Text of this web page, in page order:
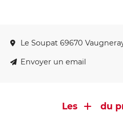
Le Soupat 69670
Envoyer un email
Les du